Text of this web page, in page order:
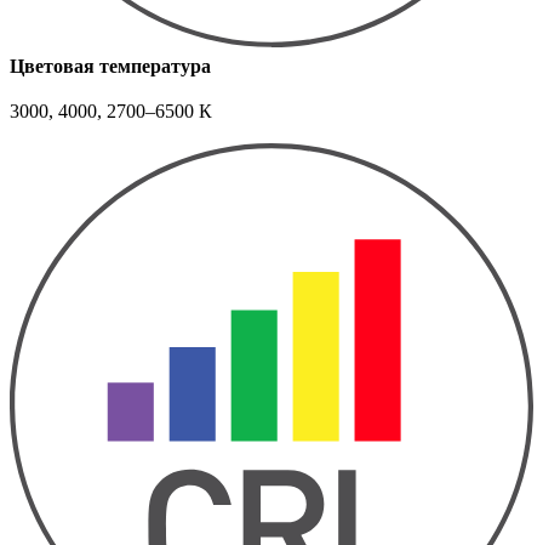
Цветовая температура
3000, 4000, 2700–6500 К